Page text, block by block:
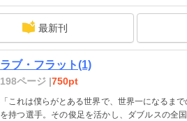
最新刊
ラブ・フラット(1)
198ページ |750pt
「これは僕らがとある世界で、世界一になるま
を持つ選手。その俊足を活かし、ダブルスの全